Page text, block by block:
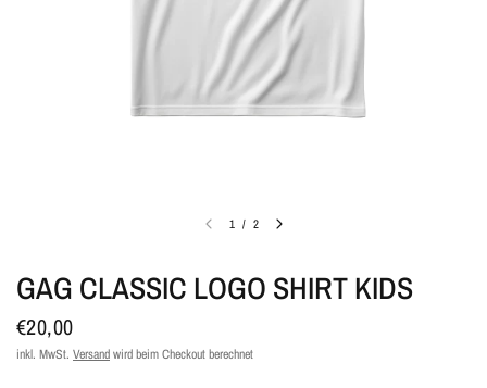
1 / 2
GAG CLASSIC LOGO SHIRT KIDS
€20,00
inkl. MwSt. Versandwird beim Checkout berechnet